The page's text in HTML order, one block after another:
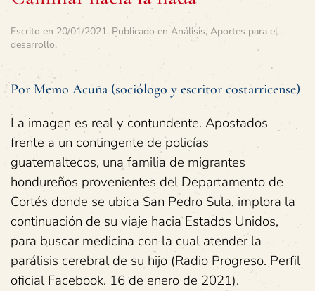
Escrito en 20/01/2021. Publicado en Análisis, Aportes para el
desarrollo.
Por Memo Acuña (sociólogo y escritor costarricense)
La imagen es real y contundente. Apostados
frente a un contingente de policías
guatemaltecos, una familia de migrantes
hondureños provenientes del Departamento de
Cortés donde se ubica San Pedro Sula, implora la
continuación de su viaje hacia Estados Unidos,
para buscar medicina con la cual atender la
parálisis cerebral de su hijo (Radio Progreso. Perfil
oficial Facebook. 16 de enero de 2021).